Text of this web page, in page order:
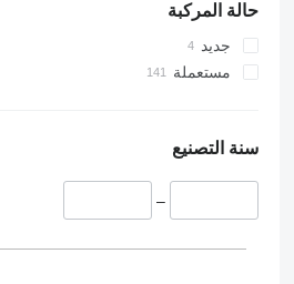
حالة المركبة
جديد
مستعملة
سنة التصنيع
–